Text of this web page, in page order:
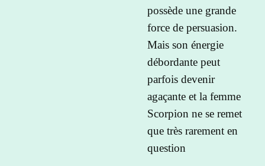
possède une grande
force de persuasion.
Mais son énergie
débordante peut
parfois devenir
agaçante et la femme
Scorpion ne se remet
que très rarement en
question